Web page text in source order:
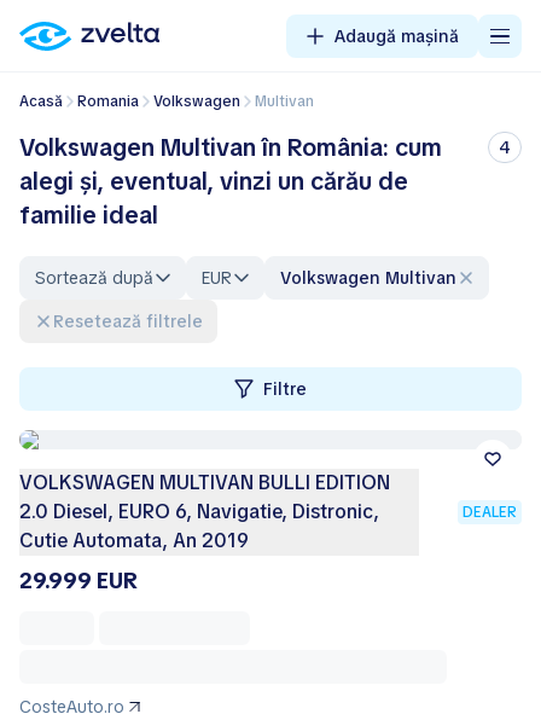
Adaugă mașină
Acasă Romania Volkswagen Multivan
Volkswagen Multivan în România: cum
alegi și, eventual, vinzi un cărău de
familie ideal
4
Sortează după EUR
Volkswagen Multivan
Resetează filtrele
Filtre
VOLKSWAGEN MULTIVAN BULLI EDITION
2.0 Diesel, EURO 6, Navigatie, Distronic,
Cutie Automata, An 2019
DEALER
29.999 EUR
CosteAuto.ro